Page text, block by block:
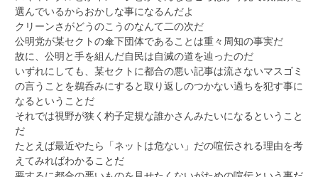
選んでいるからおかしな事になるんだよ
クリーンさがどうのこうのなんて二の次だ
公明党が某セクトの傘下団体であることは重々周知の事実だ
故に、公明と手を組んだ自民は自滅の道を辿ったのだ
いずれにしても、某セクトに都合の悪い記事は流さないマスゴミ
の言うことを鵜呑みにすると取り返しのつかない過ちを犯す事に
なるということだ
それでは視野が狭く杓子定規な誰かさんみたいになるということ
だ
たとえば最近やたら「ネットは危ない」だの喧伝される理由を考
えてみればわかることだ